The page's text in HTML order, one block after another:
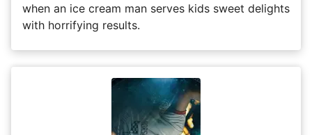
when an ice cream man serves kids sweet delights
with horrifying results.